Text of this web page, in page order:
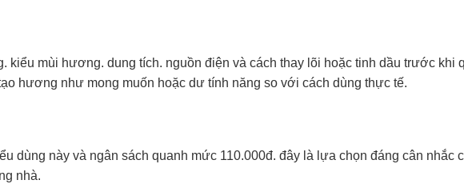
kiểu mùi hương. dung tích. nguồn điện và cách thay lõi hoặc tinh dầu trước khi
hương như mong muốn hoặc dư tính năng so với cách dùng thực tế.
dùng này và ngân sách quanh mức 110.000đ. đây là lựa chọn đáng cân nhắc
nhà.